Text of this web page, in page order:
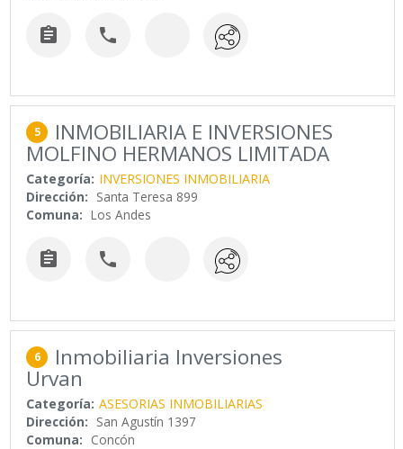
 
5 INMOBILIARIA E INVERSIONES
MOLFINO HERMANOS LIMITADA
Categoría: INVERSIONES INMOBILIARIA
Dirección: Santa Teresa 899
Comuna: Los Andes
 
6 Inmobiliaria Inversiones
Urvan
Categoría: ASESORIAS INMOBILIARIAS
Dirección: San Agustín 1397
Comuna: Concón